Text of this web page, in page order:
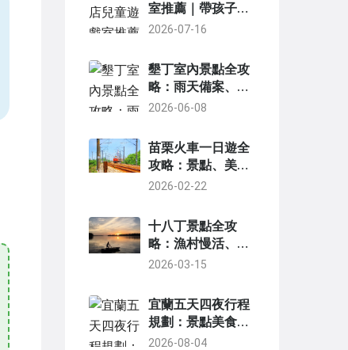
室推薦｜帶孩子出
遊必看5大設施
2026-07-16
墾丁室內景點全攻
略：雨天備案、親
子同樂與深度探索
2026-06-08
苗栗火車一日遊全
攻略：景點、美
食、行程規劃一次
2026-02-22
十八丁景點全攻
略：漁村慢活、紅
樹林與炭窯的馬來
2026-03-15
宜蘭五天四夜行程
規劃：景點美食住
宿全收錄
2026-08-04